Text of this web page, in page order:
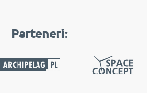
Parteneri: